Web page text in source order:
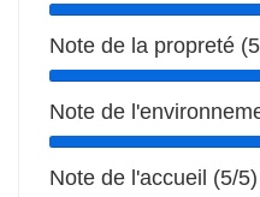
Note de la propreté
Note de
Note de l'accueil (5/